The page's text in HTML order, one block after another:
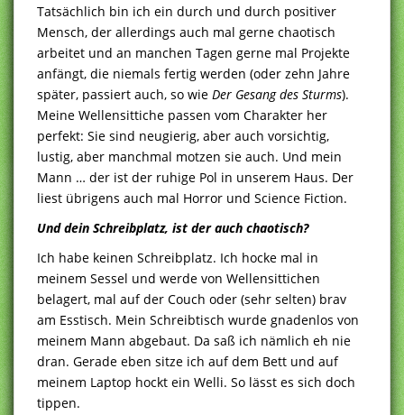
Tatsächlich bin ich ein durch und durch positiver
Mensch, der allerdings auch mal gerne chaotisch
arbeitet und an manchen Tagen gerne mal Projekte
anfängt, die niemals fertig werden (oder zehn Jahre
später, passiert auch, so wie Der Gesang des Sturms).
Meine Wellensittiche passen vom Charakter her
perfekt: Sie sind neugierig, aber auch vorsichtig,
lustig, aber manchmal motzen sie auch. Und mein
Mann … der ist der ruhige Pol in unserem Haus. Der
liest übrigens auch mal Horror und Science Fiction.
Und dein Schreibplatz, ist der auch chaotisch?
Ich habe keinen Schreibplatz. Ich hocke mal in
meinem Sessel und werde von Wellensittichen
belagert, mal auf der Couch oder (sehr selten) brav
am Esstisch. Mein Schreibtisch wurde gnadenlos von
meinem Mann abgebaut. Da saß ich nämlich eh nie
dran. Gerade eben sitze ich auf dem Bett und auf
meinem Laptop hockt ein Welli. So lässt es sich doch
tippen.